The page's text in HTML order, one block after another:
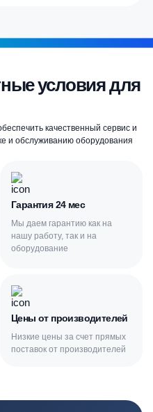
условия для
качественный сервис и
и обслуживанию оборудования
Гарантия 24 мес
Мы даем гарантию как на
нашу работу, так и на
оборудование
Цены от производителей
Низкие цены за счет прямых
поставок от производителей